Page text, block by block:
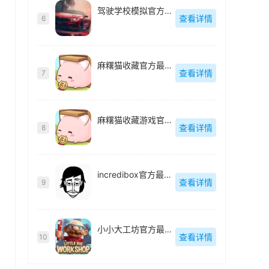
6
驾驶学校模拟官方最新版
查看详情
7
麻糬猫收藏官方最新版
查看详情
8
麻糬猫收藏游戏官方最新版
查看详情
9
incredibox官方最新版
查看详情
10
小小大工坊官方最新版
查看详情